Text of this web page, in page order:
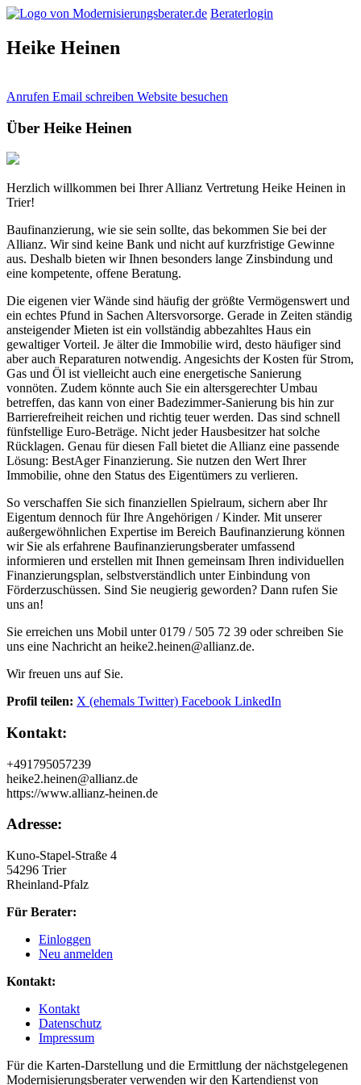
Beraterlogin
Heike Heinen
Anrufen Email schreiben Website besuchen
Über Heike Heinen
Herzlich willkommen bei Ihrer Allianz Vertretung Heike Heinen in
Trier!
Baufinanzierung, wie sie sein sollte, das bekommen Sie bei der
Allianz. Wir sind keine Bank und nicht auf kurzfristige Gewinne
aus. Deshalb bieten wir Ihnen besonders lange Zinsbindung und
eine kompetente, offene Beratung.
Die eigenen vier Wände sind häufig der größte Vermögenswert und
ein echtes Pfund in Sachen Altersvorsorge. Gerade in Zeiten ständig
ansteigender Mieten ist ein vollständig abbezahltes Haus ein
gewaltiger Vorteil. Je älter die Immobilie wird, desto häufiger sind
aber auch Reparaturen notwendig. Angesichts der Kosten für Strom,
Gas und Öl ist vielleicht auch eine energetische Sanierung
vonnöten. Zudem könnte auch Sie ein altersgerechter Umbau
betreffen, das kann von einer Badezimmer-Sanierung bis hin zur
Barrierefreiheit reichen und richtig teuer werden. Das sind schnell
fünfstellige Euro-Beträge. Nicht jeder Hausbesitzer hat solche
Rücklagen. Genau für diesen Fall bietet die Allianz eine passende
Lösung: BestAger Finanzierung. Sie nutzen den Wert Ihrer
Immobilie, ohne den Status des Eigentümers zu verlieren.
So verschaffen Sie sich finanziellen Spielraum, sichern aber Ihr
Eigentum dennoch für Ihre Angehörigen / Kinder. Mit unserer
außergewöhnlichen Expertise im Bereich Baufinanzierung können
wir Sie als erfahrene Baufinanzierungsberater umfassend
informieren und erstellen mit Ihnen gemeinsam Ihren individuellen
Finanzierungsplan, selbstverständlich unter Einbindung von
Förderzuschüssen. Sind Sie neugierig geworden? Dann rufen Sie
uns an!
Sie erreichen uns Mobil unter 0179 / 505 72 39 oder schreiben Sie
uns eine Nachricht an heike2.heinen@allianz.de.
Wir freuen uns auf Sie.
Profil teilen: X (ehemals Twitter) Facebook LinkedIn
Kontakt:
+491795057239
heike2.heinen@allianz.de
https://www.allianz-heinen.de
Adresse:
Kuno-Stapel-Straße 4
54296 Trier
Rheinland-Pfalz
Für Berater:
Einloggen
Neu anmelden
Kontakt:
Kontakt
Datenschutz
Impressum
Für die Karten-Darstellung und die Ermittlung der nächstgelegenen
Modernisierungsberater verwenden wir den Kartendienst von